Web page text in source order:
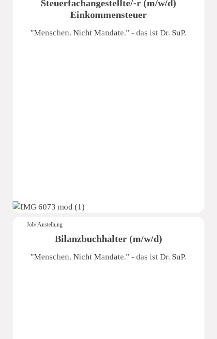
Steuerfachangestellte/-r (m/w/d)
Einkommensteuer
"Menschen. Nicht Mandate." - das ist Dr. SuP.
Job/ Anstellung
Bilanzbuchhalter (m/w/d)
"Menschen. Nicht Mandate." - das ist Dr. SuP.